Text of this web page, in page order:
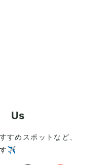
Us
すめスポットなど、
す✈️